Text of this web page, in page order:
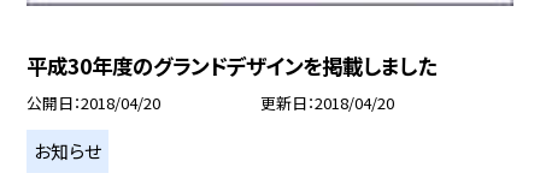
平成30年度のグランドデザインを掲載しました
公開日 2018/04/20 更新日 2018/04/20
お知らせ